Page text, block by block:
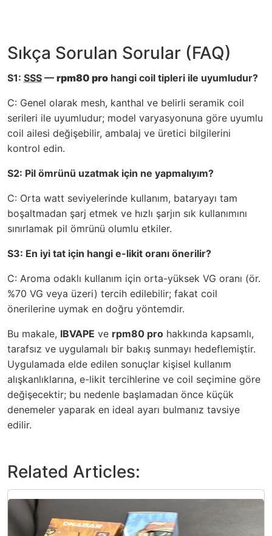
Sıkça Sorulan Sorular (FAQ)
S1: SSS — rpm80 pro hangi coil tipleri ile uyumludur?
C: Genel olarak mesh, kanthal ve belirli seramik coil
serileri ile uyumludur; model varyasyonuna göre uyumlu
coil ailesi değişebilir, ambalaj ve üretici bilgilerini
kontrol edin.
S2: Pil ömrünü uzatmak için ne yapmalıyım?
C: Orta watt seviyelerinde kullanım, bataryayı tam
boşaltmadan şarj etmek ve hızlı şarjın sık kullanımını
sınırlamak pil ömrünü olumlu etkiler.
S3: En iyi tat için hangi e-likit oranı önerilir?
C: Aroma odaklı kullanım için orta-yüksek VG oranı (ör.
%70 VG veya üzeri) tercih edilebilir; fakat coil
önerilerine uymak en doğru yöntemdir.
Bu makale, IBVAPE ve rpm80 pro hakkında kapsamlı,
tarafsız ve uygulamalı bir bakış sunmayı hedeflemiştir.
Uygulamada elde edilen sonuçlar kişisel kullanım
alışkanlıklarına, e-likit tercihlerine ve coil seçimine göre
değişecektir; bu nedenle başlamadan önce küçük
denemeler yaparak en ideal ayarı bulmanız tavsiye
edilir.
Related Articles: